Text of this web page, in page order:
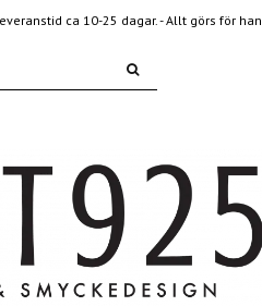
ca 10-25 dagar. - Allt görs för